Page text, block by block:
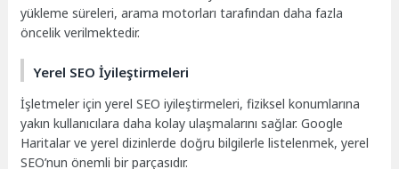
yükleme süreleri, arama motorları tarafından daha fazla
öncelik verilmektedir.
Yerel SEO İyileştirmeleri
İşletmeler için yerel SEO iyileştirmeleri, fiziksel konumlarına
yakın kullanıcılara daha kolay ulaşmalarını sağlar. Google
Haritalar ve yerel dizinlerde doğru bilgilerle listelenmek, yerel
SEO’nun önemli bir parçasıdır.